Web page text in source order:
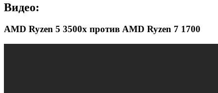
Видео:
AMD Ryzen 5 3500x против AMD Ryzen 7 1700